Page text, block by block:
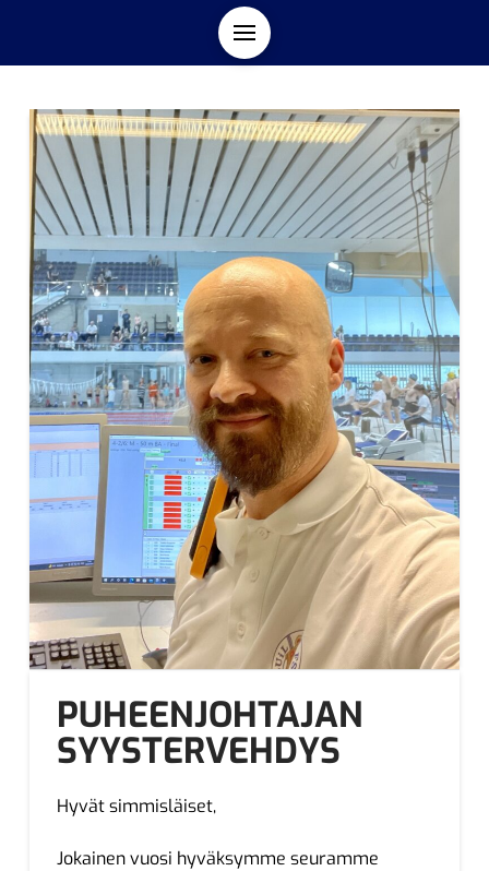
PUHEENJOHTAJAN
SYYSTERVEHDYS
Hyvät simmisläiset,
Jokainen vuosi hyväksymme seuramme